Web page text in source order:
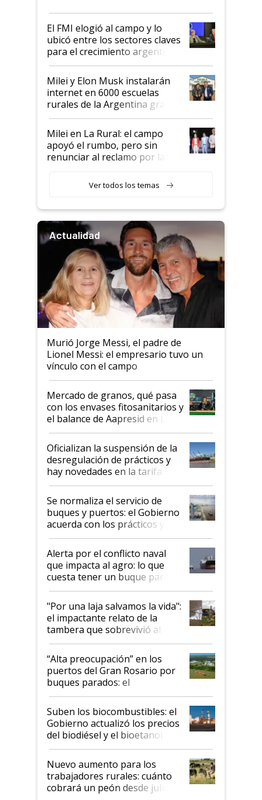
de Milei
El FMI elogió al campo y lo
ubicó entre los sectores claves
para el crecimiento argentino
Milei y Elon Musk instalarán
internet en 6000 escuelas
rurales de la Argentina gracias
a un acuerdo con Starlink
Milei en La Rural: el campo
apoyó el rumbo, pero sin
renunciar al reclamo por las
Ver todos los temas
Actualidad
Murió Jorge Messi, el padre de
Lionel Messi: el empresario tuvo un
vínculo con el campo
Mercado de granos, qué pasa
con los envases fitosanitarios y
el balance de Aapresid en La
Posta
Oficializan la suspensión de la
desregulación de prácticos y
hay novedades en la tarifa de
la hidrovía
Se normaliza el servicio de
buques y puertos: el Gobierno
acuerda con los prácticos y
suspende el decreto de
desregulación
Alerta por el conflicto naval
que impacta al agro: lo que
cuesta tener un buque parado
y el peligro de que Argentina
pase a ser "país sucio"
"Por una laja salvamos la vida":
el impactante relato de la
tambera que sobrevivió al
tornado
“Alta preocupación” en los
puertos del Gran Rosario por
buques parados: el
funcionamiento de las
exportadoras en tensión tras
la medida de fuerza de los
prácticos
Suben los biocombustibles: el
Gobierno actualizó los precios
del biodiésel y el bioetanol
Nuevo aumento para los
trabajadores rurales: cuánto
cobrará un peón desde julio